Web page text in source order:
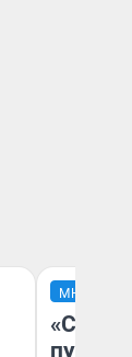
МНЕНИЕ